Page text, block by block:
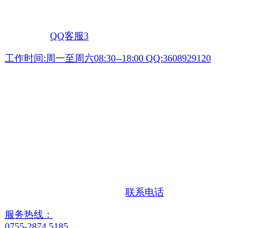
QQ客服3
工作时间:周一至周六08:30--18:00 QQ:3608929120
联系电话
服务热线：